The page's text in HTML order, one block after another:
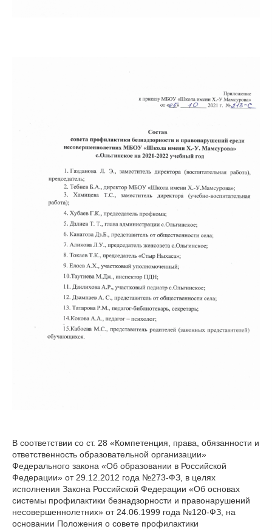
В соответствии со ст. 28 «Компетенция, права, обязанности и
ответственность образовательной организации»
Федерального закона «Об образовании в Российской
Федерации» от 29.12.2012 года №273-ФЗ, в целях
исполнения Закона Российской Федерации «Об основах
системы профилактики безнадзорности и правонарушений
несовершеннолетних» от 24.06.1999 года №120-ФЗ, на
основании Положения о совете профилактики